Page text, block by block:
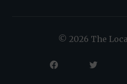
© 2026 The